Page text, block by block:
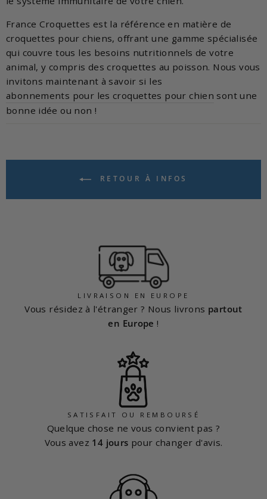
France Croquettes est la référence en matière de
croquettes pour chiens, offrant une gamme spécialisée
qui couvre tous les besoins nutritionnels de votre
animal, y compris des croquettes au poisson. Nous vous
invitons maintenant à savoir si les
abonnements pour les croquettes pour chien sont une
bonne idée ou non !
RETOUR À INFOS
LIVRAISON EN EUROPE
Vous résidez à l'étranger ? Nous livrons partout
en Europe !
SATISFAIT OU REMBOURSÉ
Quelque chose ne vous convient pas ?
Vous avez 14 jours pour changer d'avis.